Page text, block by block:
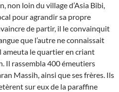
non loin du village d’Asia Bibi,
pour agrandir sa propre
de partir, il le convainquit
que l’autre ne connaissait
ameuta le quartier en criant
Il rassembla 400 émeutiers
Massih, ainsi que ses frères. Ils
sur eux de la paraffine